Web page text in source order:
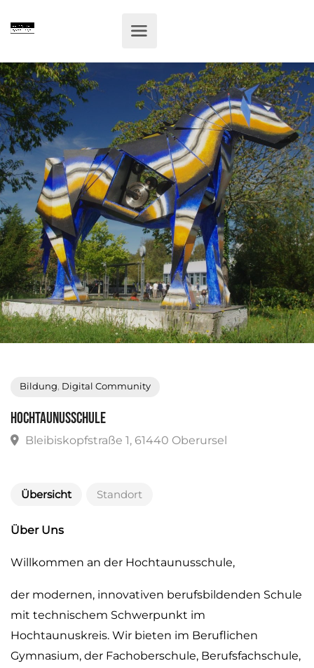
Bildung,Digital Community
Übersicht Standort
Über Uns
Willkommen an der Hochtaunusschule,
der modernen, innovativen berufsbildenden Schule
mit technischem Schwerpunkt im
Hochtaunuskreis. Wir bieten im Beruflichen
Gymnasium, der Fachoberschule, Berufsfachschule,